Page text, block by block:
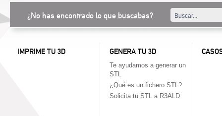
¿No has encontrado lo que buscabas?
IMPRIME TU 3D GENERA TU 3D
Te ayudamos a generar un
STL
¿Qué es un fichero STL?
Solicita tu STL a R3ALD